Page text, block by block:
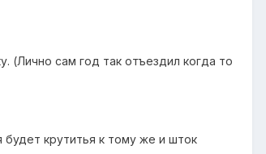
(Лично сам год так отъездил когда то
крутитья к тому же и шток